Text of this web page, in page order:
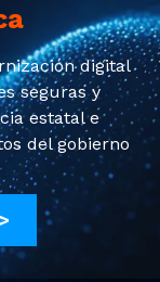
digital
seguras y
estatal e
del gobierno